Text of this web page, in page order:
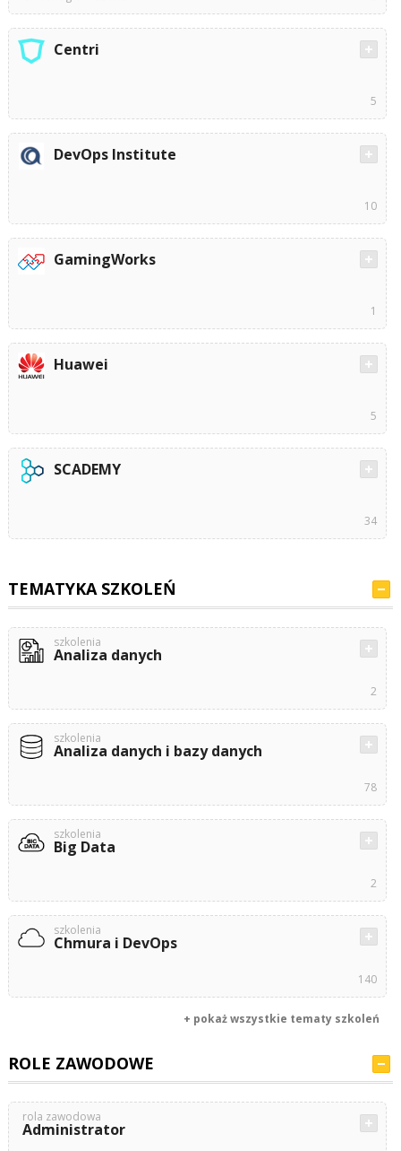
Centri
5
DevOps Institute
10
GamingWorks
1
Huawei
5
SCADEMY
34
TEMATYKA SZKOLEŃ
szkolenia
Analiza danych
2
szkolenia
Analiza danych i bazy danych
78
szkolenia
Big Data
2
szkolenia
Chmura i DevOps
140
+ pokaż wszystkie tematy szkoleń
ROLE ZAWODOWE
rola zawodowa
Administrator